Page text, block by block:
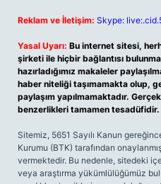
Reklam ve İletişim: Skype:
Yasal Uyarı: Bu internet sitesi,
şirketi ile hiçbir bağlantısı
hazırladığımız makaleler
haber niteliği taşımamakta olup,
paylaşım yapılmamaktadır.
benzerlikleri tamamen tesadüfidir.
Sitemiz, 5651 Sayılı Kanun
Kurumu (BTK) tarafından
vermektedir. Bu nedenle, sitedeki
veya araştırma yükümlülüğümüz